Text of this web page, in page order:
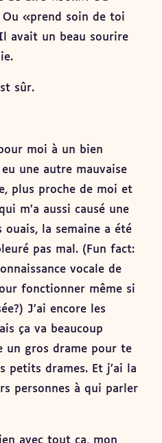
Ou «prend soin de toi
avait un beau sourire
sûr.
moi à un bien
une autre mauvaise
plus proche de moi et
m’a aussi causé une
ouais, la semaine a été
pas mal. (Fun fact:
vocale de
fonctionner même si
J’ai encore les
ça va beaucoup
un gros drame pour te
petits drames. Et j’ai la
personnes à qui parler
avec tout ça, mon